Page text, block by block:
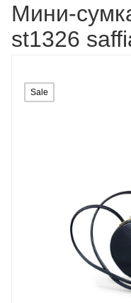
Мини-
st1326
Sale